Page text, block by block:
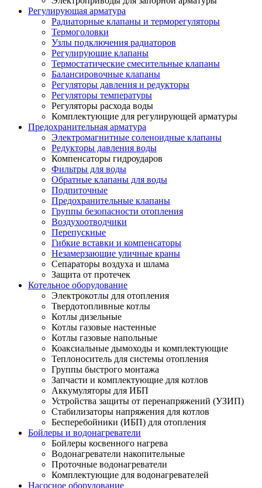
Регулирующая арматура
Радиаторные клапаны и терморегуляторы
Термоголовки
Узлы подключения радиаторов
Регулирующие клапаны
Термостатические смесительные клапаны
Балансировочные клапаны
Регуляторы давления и редукторы
Регуляторы температуры
Регуляторы расхода воды
Комплектующие для регулирующей арматуры
Предохранительная арматура
Электромагнитные соленоидные клапаны
Редукторы давления воды
Компенсаторы гидроударов
Фильтры для воды
Обратные клапаны для воды
Подпиточные
Предохранительные клапаны
Группы безопасности отопления
Воздухоотводчики
Перепускные
Гибкие вставки и компенсаторы
Незамерзающие уличные краны
Сепараторы воздуха и шлама
Защита от протечек
Котельное оборудование
Электрокотлы для отопления
Твердотопливные котлы
Котлы дизельные
Котлы газовые настенные
Котлы газовые напольные
Коаксиальные дымоходы и комплектующие
Теплоноситель для системы отопления
Группы быстрого монтажа
Запчасти и комплектующие для котлов
Аккумуляторы для ИБП
Устройства защиты от перенапряжений (УЗИП)
Стабилизаторы напряжения для котлов
Бесперебойники (ИБП) для отопления
Бойлеры и водонагреватели
Бойлеры косвенного нагрева
Водонагреватели накопительные
Проточные водонагреватели
Комплектующие для водонагревателей
Насосное оборудование